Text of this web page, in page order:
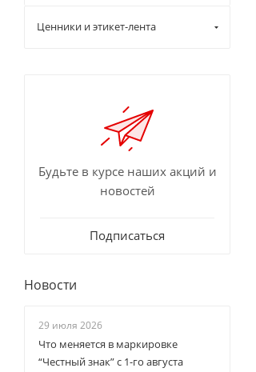
Ценники и этикет-лента
Будьте в курсе наших акций и
новостей
Подписаться
Новости
29 июля 2026
Что меняется в маркировке
“Честный знак” с 1-го августа